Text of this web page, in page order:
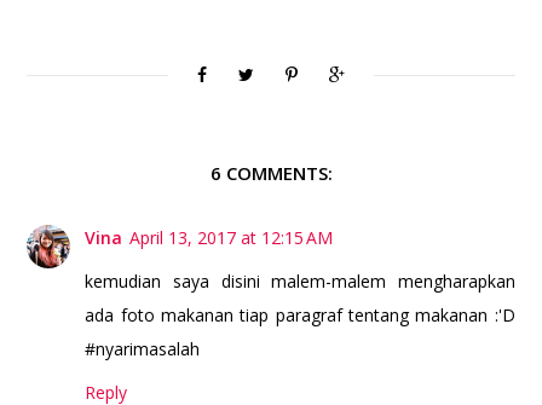
6 COMMENTS:
Vina April 13, 2017 at 12:15 AM
kemudian saya disini malem-malem mengharapkan
ada foto makanan tiap paragraf tentang makanan :'D
#nyarimasalah
Reply